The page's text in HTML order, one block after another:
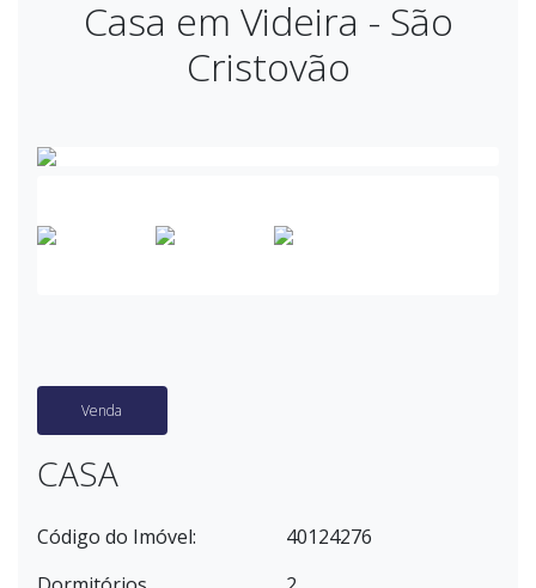
Casa em Videira - São
Cristovão
Venda
CASA
Código do Imóvel:
40124276